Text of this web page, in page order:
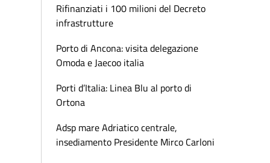
Rifinanziati i 100 milioni del Decreto
infrastrutture
Porto di Ancona: visita delegazione
Omoda e Jaecoo italia
Porti d’Italia: Linea Blu al porto di
Ortona
Adsp mare Adriatico centrale,
insediamento Presidente Mirco Carloni